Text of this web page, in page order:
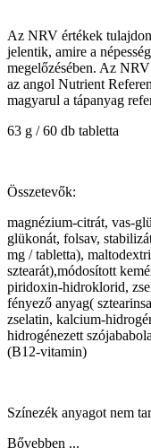
Az NRV értékek
jelentik, amire a
megelőzésében. Az
az angol Nutrient
magyarul a tápanyag
63 g / 60 db tabletta
Összetevők:
magnézium-citrát, vas-
glükonát, folsav,
mg / tabletta),
sztearát),módosított
piridoxin-hidroklorid,
fényező anyag(
zselatin, kalcium-
hidrogénezett
(B12-vitamin)
Színezék anyagot nem
Bővebben ...